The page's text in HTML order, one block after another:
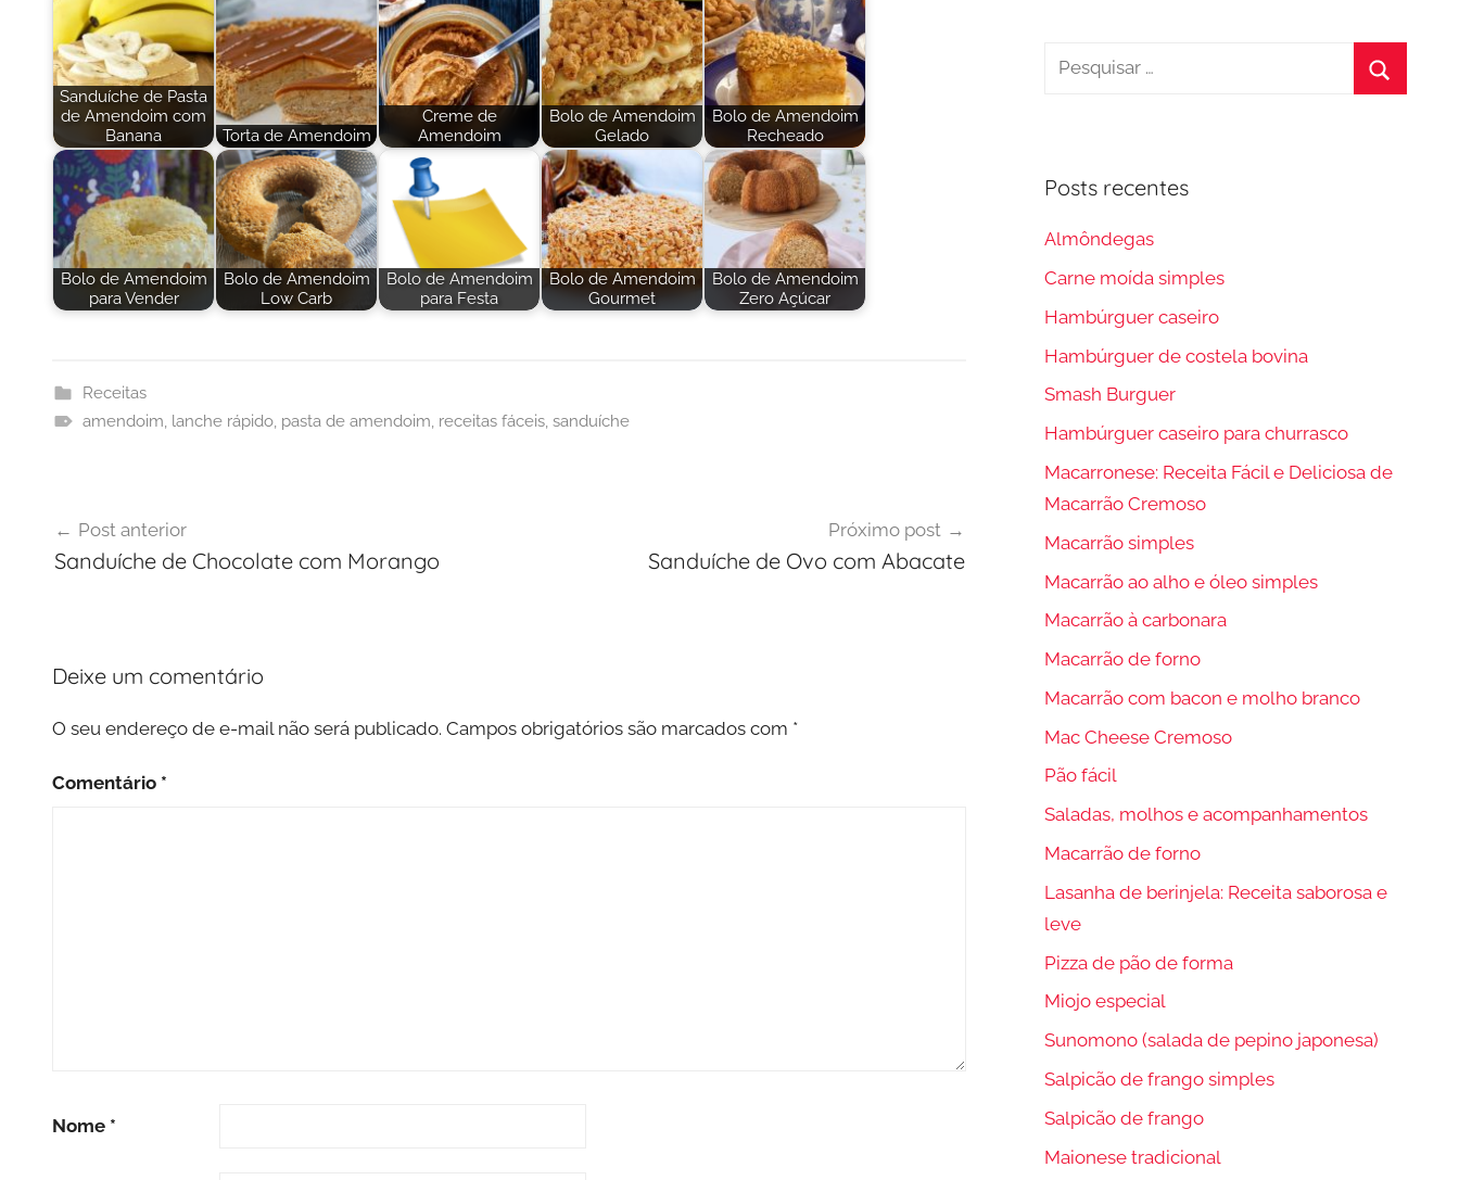
Sanduíche de Pasta
de Amendoim com
Banana
Torta de Amendoim
Creme de
Amendoim
Bolo de Amendoim
Gelado
Bolo de Amendoim
Recheado
Bolo de Amendoim
para Vender
Bolo de Amendoim
Low Carb
Bolo de Amendoim
para Festa
Bolo de Amendoim
Gourmet
Bolo de Amendoim
Zero Açúcar
Receitas
amendoim, lanche rápido, pasta de amendoim, receitas fáceis, sanduíche
de
Post anterior
Sanduíche de Chocolate com Morango
Próximo post
Sanduíche de Ovo com Abacate
Deixe um comentário
O seu endereço de e-mail não será publicado. Campos obrigatórios são marcados com *
Comentário *
Nome *
Pesquisar
Posts recentes
Almôndegas
Carne moída simples
Hambúrguer caseiro
Hambúrguer de costela bovina
Smash Burguer
Hambúrguer caseiro para churrasco
Macarronese: Receita Fácil e Deliciosa de
Macarrão Cremoso
Macarrão simples
Macarrão ao alho e óleo simples
Macarrão à carbonara
Macarrão de forno
Macarrão com bacon e molho branco
Mac Cheese Cremoso
Pão fácil
Saladas, molhos e acompanhamentos
Macarrão de forno
Lasanha de berinjela: Receita saborosa e
leve
Pizza de pão de forma
Miojo especial
Sunomono (salada de pepino japonesa)
Salpicão de frango simples
Salpicão de frango
Maionese tradicional